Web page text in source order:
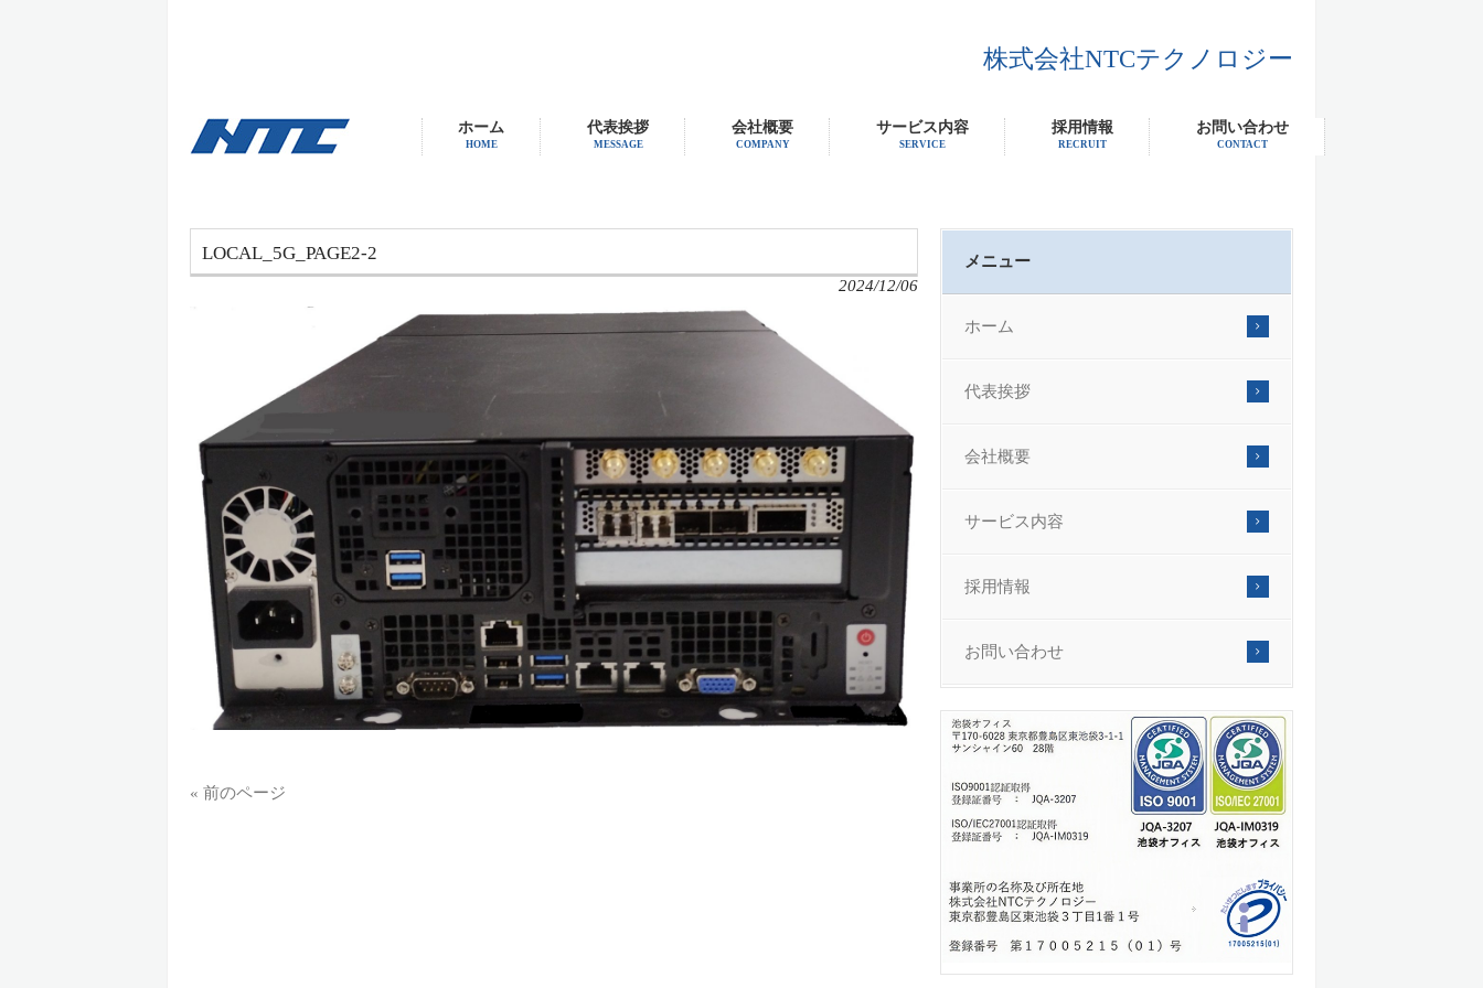
株式会社NTCテクノロジー
ホーム
HOME
代表挨拶
MESSAGE
会社概要
COMPANY
サービス内容
SERVICE
採用情報
RECRUIT
お問い合わせ
CONTACT
LOCAL_5G_PAGE2-2
2024/12/06
« 前のページ
メニュー
ホーム
代表挨拶
会社概要
サービス内容
採用情報
お問い合わせ